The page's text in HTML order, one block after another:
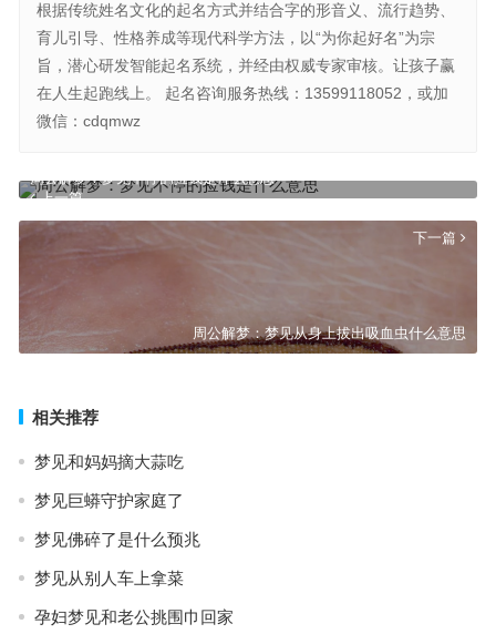
根据传统姓名文化的起名方式并结合字的形音义、流行趋势、
育儿引导、性格养成等现代科学方法，以“为你起好名”为宗
旨，潜心研发智能起名系统，并经由权威专家审核。让孩子赢
在人生起跑线上。 起名咨询服务热线：13599118052，或加
微信：cdqmwz
上一篇
周公解梦：梦见不停的捡钱是什么意思
下一篇
周公解梦：梦见从身上拔出吸血虫什么意思
相关推荐
梦见和妈妈摘大蒜吃
梦见巨蟒守护家庭了
梦见佛碎了是什么预兆
梦见从别人车上拿菜
孕妇梦见和老公挑围巾回家